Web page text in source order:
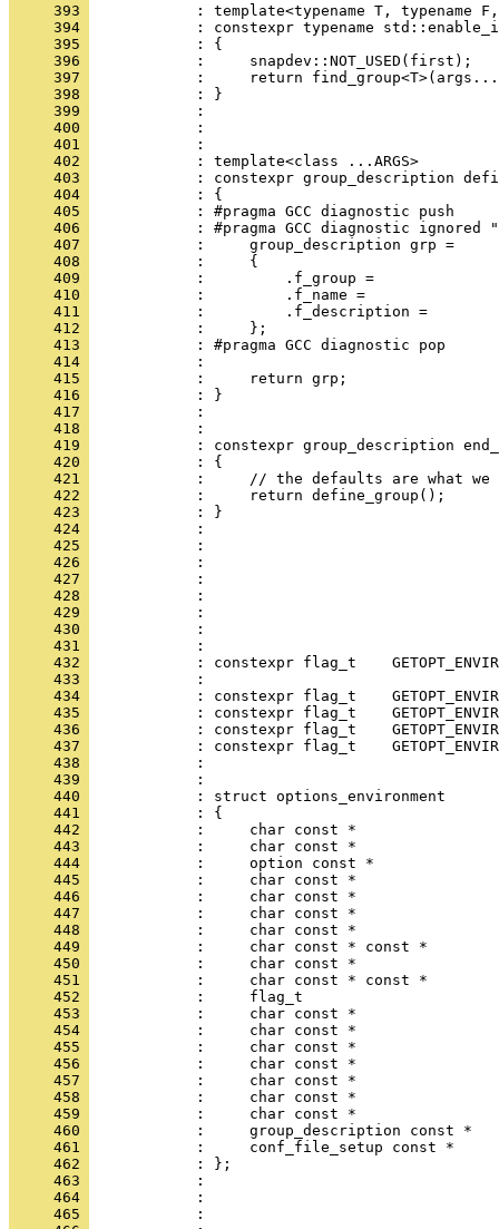
     393
: template<typename T, typename
     394
: constexpr typename
     395
            : {
     396
            :     snapdev::NOT_USED(first);
     397
:     return
     398
            : }
     399
            :
     400
            :
     401
            :
     402
            : template<class ...ARGS>
     403
: constexpr group_description
     404
            : {
     405
            : #pragma GCC diagnostic push
     406
: #pragma GCC diagnostic ignored
     407
            :     group_description grp =
     408
            :     {
     409
:         .f_group =
     410
:         .f_name =
     411
:         .f_description =
     412
            :     };
     413
            : #pragma GCC diagnostic pop
     414
            :
     415
            :     return grp;
     416
            : }
     417
            :
     418
            :
     419
: constexpr group_description
     420
            : {
     421
:     // the defaults are what
     422
            :     return define_group();
     423
            : }
     424
            :
     425
            :
     426
            :
     427
            :
     428
            :
     429
            :
     430
            :
     431
            :
     432
: constexpr flag_t
     433
            :
     434
: constexpr flag_t
     435
: constexpr flag_t
     436
: constexpr flag_t
     437
: constexpr flag_t
     438
            :
     439
            :
     440
            : struct options_environment
     441
            : {
     442
:     char const *
     443
:     char const *
     444
:     option const *
     445
:     char const *
     446
:     char const *
     447
:     char const *
     448
:     char const *
     449
:     char const * const *
     450
:     char const *
     451
:     char const * const *
     452
:     flag_t
     453
:     char const *
     454
:     char const *
     455
:     char const *
     456
:     char const *
     457
:     char const *
     458
:     char const *
     459
:     char const *
     460
:     group_description const *
     461
:     conf_file_setup const *
     462
            : };
     463
            :
     464
            :
     465
            :